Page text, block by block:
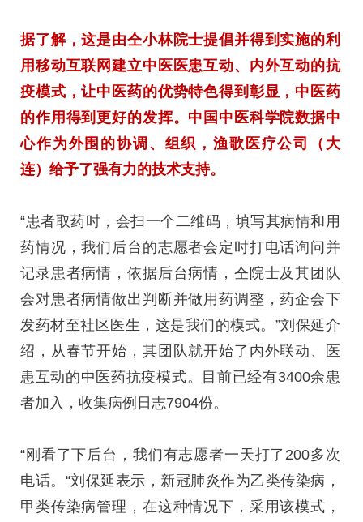
据了解，这是由仝小林院士提倡并得到实施的利
用移动互联网建立中医医患互动、内外互动的抗
疫模式，让中医药的优势特色得到彰显，中医药
的作用得到更好的发挥。中国中医科学院数据中
心作为外围的协调、组织，渔歌医疗公司（大
连）给予了强有力的技术支持。
“患者取药时，会扫一个二维码，填写其病情和用
药情况，我们后台的志愿者会定时打电话询问并
记录患者病情，依据后台病情，仝院士及其团队
会对患者病情做出判断并做用药调整，药企会下
发药材至社区医生，这是我们的模式。”刘保延介
绍，从春节开始，其团队就开始了内外联动、医
患互动的中医药抗疫模式。目前已经有3400余患
者加入，收集病例日志7904份。
“刚看了下后台，我们有志愿者一天打了200多次
电话。“刘保延表示，新冠肺炎作为乙类传染病，
甲类传染病管理，在这种情况下，采用该模式，